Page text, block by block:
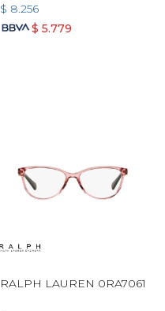
$ 8.256
$ 5.779
RALPH LAUREN 0RA7061